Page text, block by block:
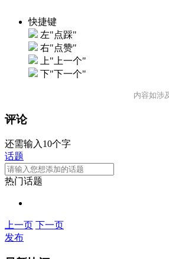
快捷键
左"点踩"
右"点赞"
上"上一个"
下"下一个"
内容如涉
评论
还需输入10个字
话题
热门话题
上一页 下一页
发布